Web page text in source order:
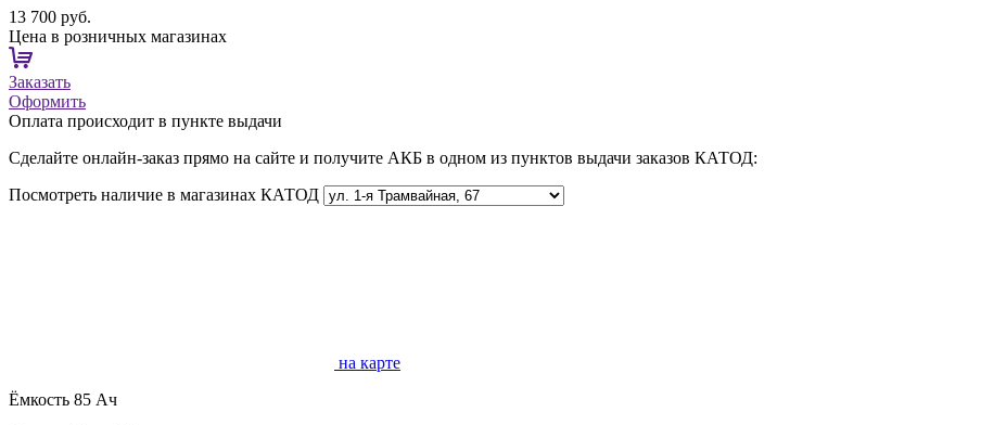
13 700 руб.
Цена в розничных магазинах
Заказать
Оформить
Оплата происходит в пункте выдачи
Сделайте онлайн-заказ прямо на сайте и получите АКБ в одном из пунктов выдачи заказов КАТОД:
Посмотреть наличие в магазинах КАТОД
на карте
Ёмкость 85 Ач